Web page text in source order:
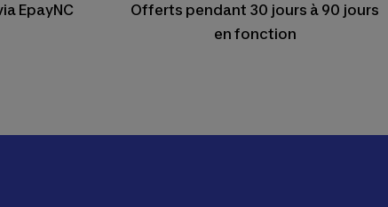
EpayNC
Offerts pendant 30 jours à 90 jours
en fonction